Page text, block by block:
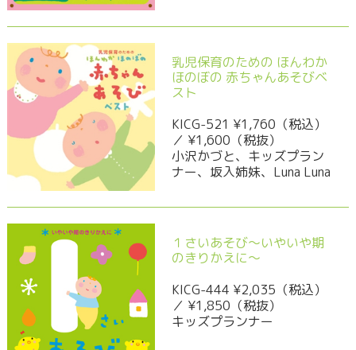
乳児保育のための ほんわか
ほのぼの 赤ちゃんあそびベ
スト
KICG-521 ¥1,760（税込）
／ ¥1,600（税抜）
小沢かづと、キッズプラン
ナー、坂入姉妹、Luna Luna
１さいあそび～いやいや期
のきりかえに～
KICG-444 ¥2,035（税込）
／ ¥1,850（税抜）
キッズプランナー